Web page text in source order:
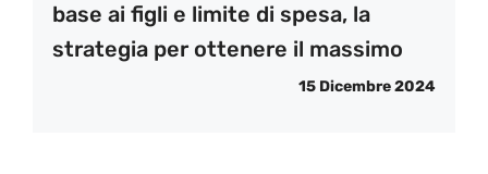
base ai figli e limite di spesa, la
strategia per ottenere il massimo
15 Dicembre 2024